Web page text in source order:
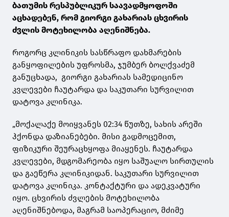
ბათუმის რესპუბლიკურ საავადმყოფოში
აცხადებენ, რომ გიორგი გახარიას ცხვირის
ძვლის მოტეხილობა აღენიშნება.
როგორც კლინიკის სასწრაფო დახმარების
განყოფილების უფროსმა, ჯუმბერ ბოლქვაძემ
განუცხადა, გიორგი გახარიას სამედიცინო
კვლევები ჩაუტარდა და საკუთარი სურვილით
დატოვა კლინიკა.
„მოქალაქე მოიყვანეს 02:34 წუთზე, სახის არეში
ჰქონდა დაზიანებები. მისი გადმოცემით,
ფიზიკური შეურაცხყოფა მიაყენეს. ჩაუტარდა
კვლევები, მდგომარეობა იყო საშუალო სირთულის
და გაეწერა კლინიკიდან. საკუთარი სურვილით
დატოვა კლინიკა. კონტაქტური და ადეკვატური
იყო. ცხვირის ძვლების მოტეხილობა
აღენიშნებოდა, მაგრამ საოპერაციო, მძიმე